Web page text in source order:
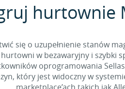
hurtownie
się o uzupełnienie stanów
w bezawaryjny i szybki
oprogramowania
który jest widoczny w